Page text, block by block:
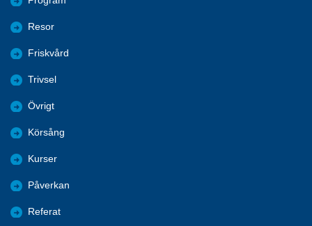
Resor
Friskvård
Trivsel
Övrigt
Körsång
Kurser
Påverkan
Referat